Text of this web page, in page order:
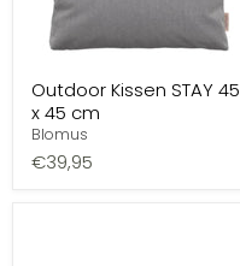
Outdoor Kissen STAY 45
x 45 cm
Blomus
€39,95